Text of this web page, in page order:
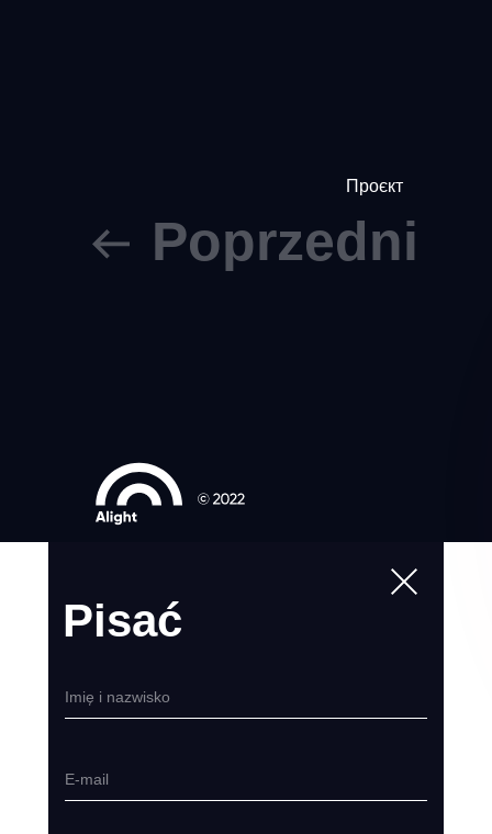
Проєкт
Poprzedni
Pisać
Imię i nazwisko
E-mail